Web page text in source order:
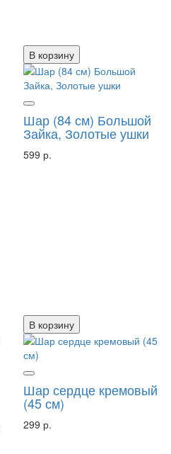
В корзину
Шар (84 см) Большой
Зайка, Золотые ушки
599 р.
В корзину
Шар сердце кремовый
(45 см)
299 р.